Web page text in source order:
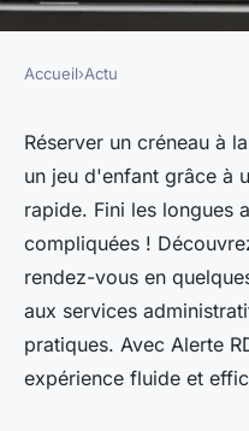
Réservez
préfecture de
quelques clics
Valentin•14 janvier 2025•4
Accueil›Actu
Réserver un créneau à
un jeu d'enfant grâce à
rapide. Fini les longues
compliquées !
rendez-vous en
aux services
pratiques. Avec Alerte
expérience fluide et